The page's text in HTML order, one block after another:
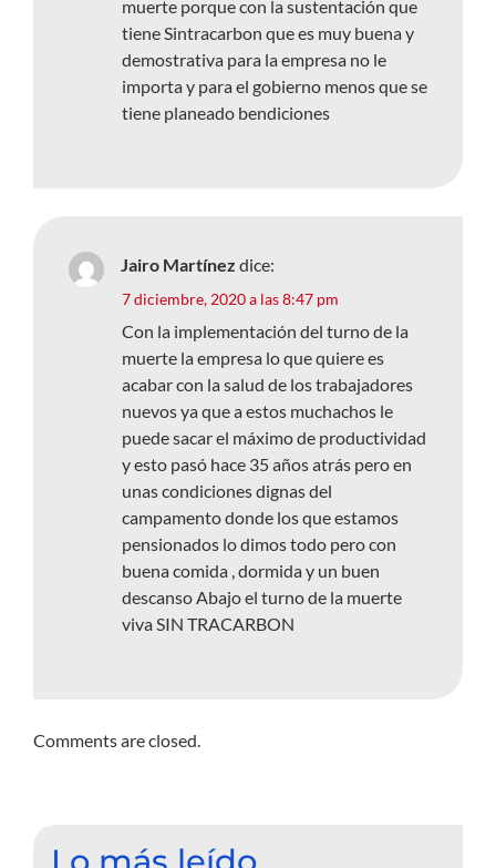
muerte porque con la sustentación que
tiene Sintracarbon que es muy buena y
demostrativa para la empresa no le
importa y para el gobierno menos que se
tiene planeado bendiciones
Jairo Martínez dice:
7 diciembre, 2020 a las 8:47 pm
Con la implementación del turno de la
muerte la empresa lo que quiere es
acabar con la salud de los trabajadores
nuevos ya que a estos muchachos le
puede sacar el máximo de productividad
y esto pasó hace 35 años atrás pero en
unas condiciones dignas del
campamento donde los que estamos
pensionados lo dimos todo pero con
buena comida , dormida y un buen
descanso Abajo el turno de la muerte
viva SIN TRACARBON
Comments are closed.